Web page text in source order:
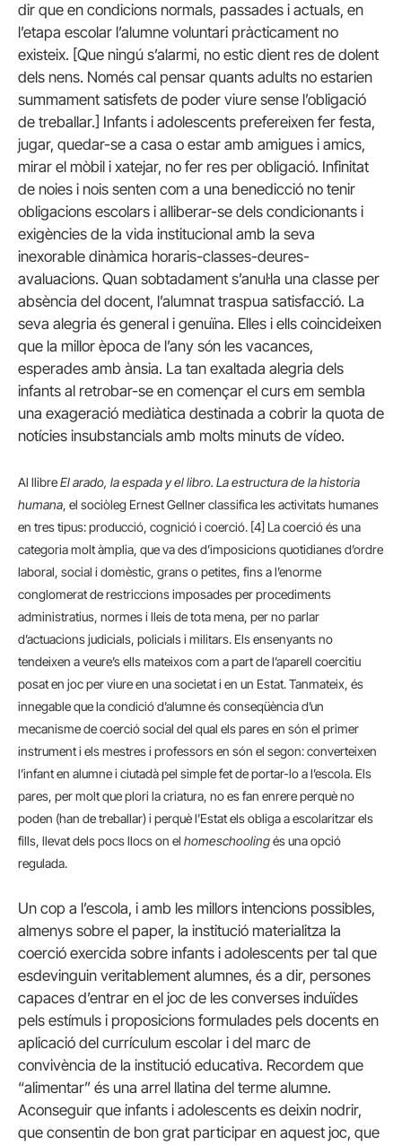
dir que en condicions normals, passades i actuals, en
l’etapa escolar l’alumne voluntari pràcticament no
existeix. [Que ningú s’alarmi, no estic dient res de dolent
dels nens. Només cal pensar quants adults no estarien
summament satisfets de poder viure sense l’obligació
de treballar.] Infants i adolescents prefereixen fer festa,
jugar, quedar-se a casa o estar amb amigues i amics,
mirar el mòbil i xatejar, no fer res per obligació. Infinitat
de noies i nois senten com a una benedicció no tenir
obligacions escolars i alliberar-se dels condicionants i
exigències de la vida institucional amb la seva
inexorable dinàmica horaris-classes-deures-
avaluacions. Quan sobtadament s’anul·la una classe per
absència del docent, l’alumnat traspua satisfacció. La
seva alegria és general i genuïna. Elles i ells coincideixen
que la millor època de l’any són les vacances,
esperades amb ànsia. La tan exaltada alegria dels
infants al retrobar-se en començar el curs em sembla
una exageració mediàtica destinada a cobrir la quota de
notícies insubstancials amb molts minuts de vídeo.
Al llibreEl arado, la espada y el libro. La estructura de la historia
humana, el sociòleg Ernest Gellner classifica les activitats humanes
en tres tipus: producció, cognició i coerció. [4] La coerció és una
categoria molt àmplia, que va des d’imposicions quotidianes d’ordre
laboral, social i domèstic, grans o petites, fins a l’enorme
conglomerat de restriccions imposades per procediments
administratius, normes i lleis de tota mena, per no parlar
d’actuacions judicials, policials i militars. Els ensenyants no
tendeixen a veure’s ells mateixos com a part de l’aparell coercitiu
posat en joc per viure en una societat i en un Estat. Tanmateix, és
innegable que la condició d’alumne és conseqüència d’un
mecanisme de coerció social del qual els pares en són el primer
instrument i els mestres i professors en són el segon: converteixen
l’infant en alumne i ciutadà pel simple fet de portar-lo a l’escola. Els
pares, per molt que plori la criatura, no es fan enrere perquè no
poden (han de treballar) i perquè l’Estat els obliga a escolaritzar els
fills, llevat dels pocs llocs on el homeschoolingés una opció
regulada.
Un cop a l’escola, i amb les millors intencions possibles,
almenys sobre el paper, la institució materialitza la
coerció exercida sobre infants i adolescents per tal que
esdevinguin veritablement alumnes, és a dir, persones
capaces d’entrar en el joc de les converses induïdes
pels estímuls i proposicions formulades pels docents en
aplicació del currículum escolar i del marc de
convivència de la institució educativa. Recordem que
“alimentar” és una arrel llatina del terme alumne.
Aconseguir que infants i adolescents es deixin nodrir,
que consentin de bon grat participar en aquest joc, que